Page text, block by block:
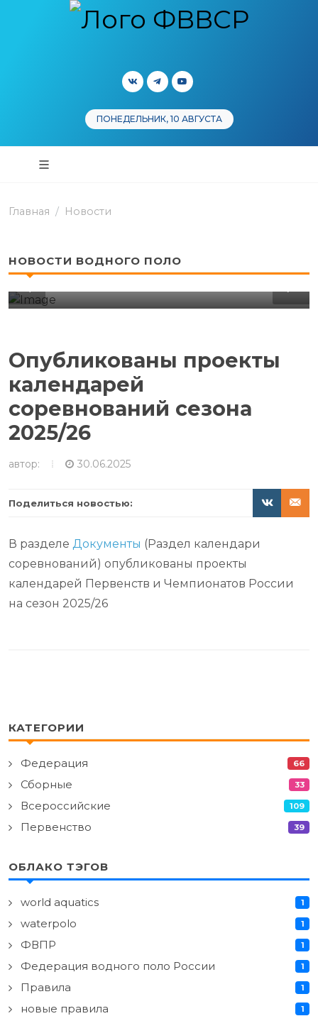
ПОНЕДЕЛЬНИК, 10 АВГУСТА
Главная Новости
НОВОСТИ ВОДНОГО ПОЛО
ФЕДЕРАЦИЯ
Опубликованы проекты
календарей
соревнований сезона
2025/26
автор: 30.06.2025
Поделиться новостью:
В разделе Документы (Раздел календари
соревнований) опубликованы проекты
календарей Первенств и Чемпионатов России
на сезон 2025/26
КАТЕГОРИИ
Федерация 66
Сборные 33
Всероссийские 109
Первенство 39
ОБЛАКО ТЭГОВ
world aquatics 1
waterpolo 1
ФВПР 1
Федерация водного поло России 1
Правила 1
новые правила 1